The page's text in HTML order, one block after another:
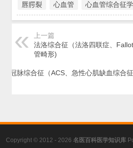
唇腭裂 心血管 心血管综合征学
上一篇
法洛综合征（法洛四联症、
管畸形)
性冠脉综合征（ACS、急性心肌缺血综合
Copyright © 2012 - 2026 名医百科医学知识库